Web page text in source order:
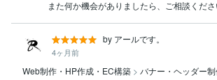
また何か機会がありましたら、ご相談くだ
by アールです。
4ヶ月前
Web制作・HP作成・EC構築 > バナー・ヘッダー